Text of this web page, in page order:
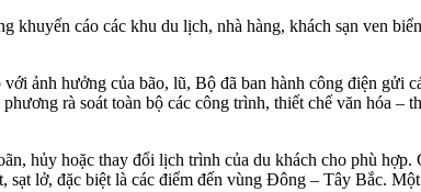
khuyến cáo các khu du lịch, nhà hàng, khách sạn ven
ảnh hưởng của bão, lũ, Bộ đã ban hành công điện gửi
rà soát toàn bộ các công trình, thiết chế văn hóa
hủy hoặc thay đổi lịch trình của du khách cho phù
sạt lở, đặc biệt là các điểm đến vùng Đông – Tây Bắc.